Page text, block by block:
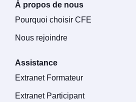
À propos de nous
Pourquoi choisir CFE
Nous rejoindre
Assistance
Extranet Formateur
Extranet Participant